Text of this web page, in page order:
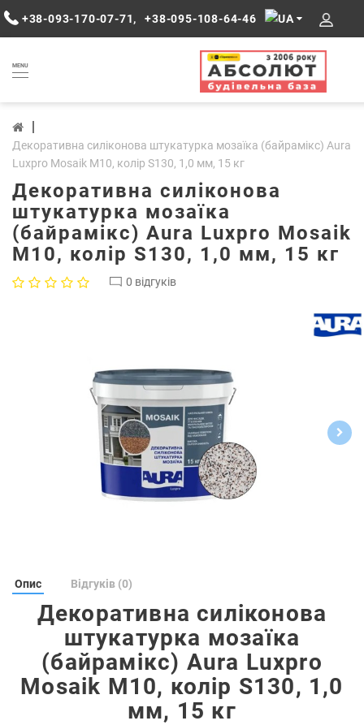
+38-093-170-07-71, +38-095-108-64-46
MENU
Декоративна силіконова штукатурка мозаїка (байрамікс) Aura
Luxpro Mosaik М10, колір S130, 1,0 мм, 15 кг
Декоративна силіконова
штукатурка мозаїка
(байрамікс) Aura Luxpro Mosaik
М10, колір S130, 1,0 мм, 15 кг
0 відгуків
Опис Відгуків (0)
Декоративна силіконова
штукатурка мозаїка
(байрамікс) Aura Luxpro
Mosaik М10, колір S130, 1,0
мм, 15 кг